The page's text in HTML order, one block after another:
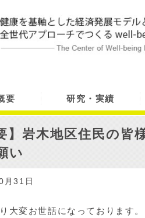
要 研究・実績
】岩木地区住民の
い
月31日
大変お世話になっております。